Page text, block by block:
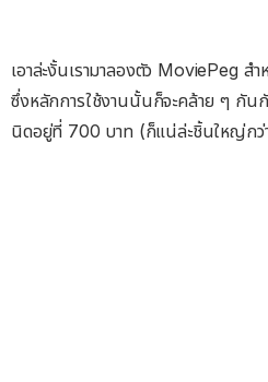
เอาล่ะงั้นเรามาลองตัว MoviePeg
ซึ่งหลักการใช้งานนั้นก็จะคล้าย ๆ กัน
นิดอยู่ที่ 700 บาท (ก็แน่ล่ะชิ้นใหญ่กว่